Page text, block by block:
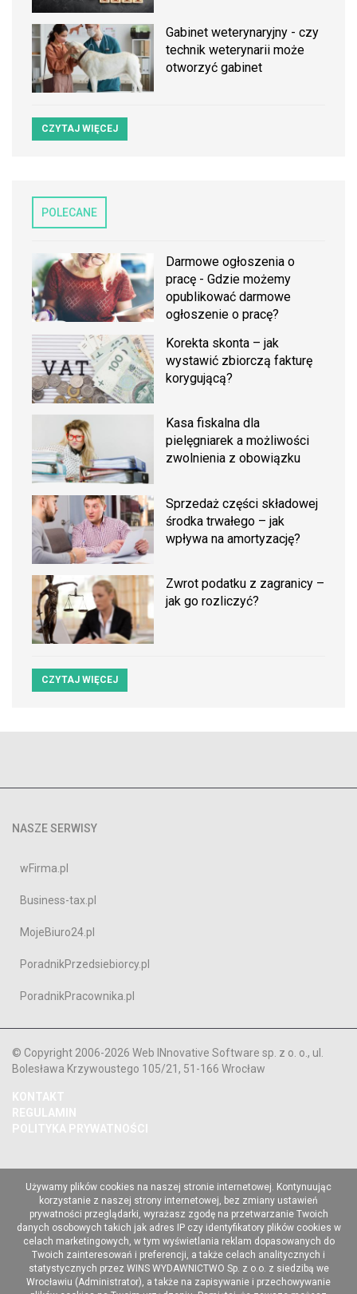
Gabinet weterynaryjny - czy
technik weterynarii może
otworzyć gabinet
CZYTAJ WIĘCEJ
POLECANE
Darmowe ogłoszenia o
pracę - Gdzie możemy
opublikować darmowe
ogłoszenie o pracę?
Korekta skonta – jak
wystawić zbiorczą fakturę
korygującą?
Kasa fiskalna dla
pielęgniarek a możliwości
zwolnienia z obowiązku
Sprzedaż części składowej
środka trwałego – jak
wpływa na amortyzację?
Zwrot podatku z zagranicy –
jak go rozliczyć?
CZYTAJ WIĘCEJ
NASZE SERWISY
wFirma.pl
Business-tax.pl
MojeBiuro24.pl
PoradnikPrzedsiebiorcy.pl
PoradnikPracownika.pl
© Copyright 2006-2026 Web INnovative Software sp. z o. o., ul.
Bolesława Krzywoustego 105/21, 51-166 Wrocław
KONTAKT
REGULAMIN
POLITYKA PRYWATNOŚCI
Używamy plików cookies na naszej stronie internetowej. Kontynuując
korzystanie z naszej strony internetowej, bez zmiany ustawień
prywatności przeglądarki, wyrażasz zgodę na przetwarzanie Twoich
danych osobowych takich jak adres IP czy identyfikatory plików cookies w
celach marketingowych, w tym wyświetlania reklam dopasowanych do
Twoich zainteresowań i preferencji, a także celach analitycznych i
statystycznych przez WINS WYDAWNICTWO Sp. z o.o. z siedzibą we
Wrocławiu (Administrator), a także na zapisywanie i przechowywanie